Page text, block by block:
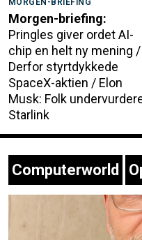
MORGEN-BRIEFING
Morgen-briefing:
Pringles giver ordet AI-
chip en helt ny mening /
Derfor styrtdykkede
SpaceX-aktien / Elon
Musk: Folk
Starlink
Computerworld